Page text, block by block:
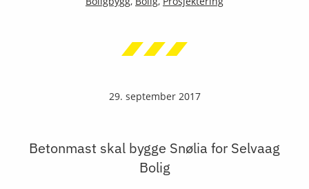
29. september 2017
Betonmast skal bygge Snølia for Selvaag
Bolig